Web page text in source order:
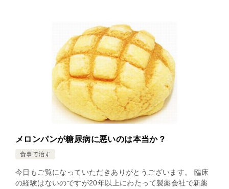
メロンパンが糖尿病に悪いのは本当か？
食事で治す
今日もご覧になっていただきありがとうございます。 臨床
の経験はないのですが20年以上にわたって製薬会社で新薬